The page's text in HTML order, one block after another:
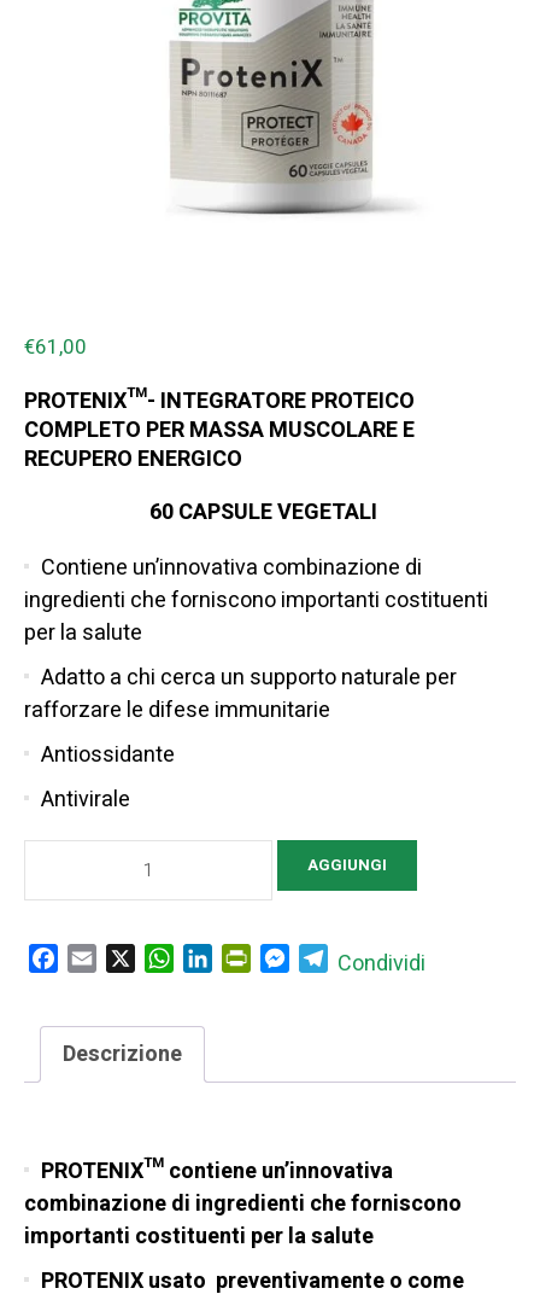
€61,00
PROTENIX™- INTEGRATORE PROTEICO
COMPLETO PER MASSA MUSCOLARE E
RECUPERO ENERGICO
60 CAPSULE VEGETALI
Contiene un’innovativa combinazione di
ingredienti che forniscono importanti costituenti
per la salute
Adatto a chi cerca un supporto naturale per
rafforzare le difese immunitarie
Antiossidante
Antivirale
AGGIUNGI
Facebook
Email WhatsApp
LinkedInPrintFriendly
Messenger
Telegram
Condividi
Descrizione
PROTENIX™ contiene un’innovativa
combinazione di ingredienti che forniscono
importanti costituenti per la salute
PROTENIX usato preventivamente o come